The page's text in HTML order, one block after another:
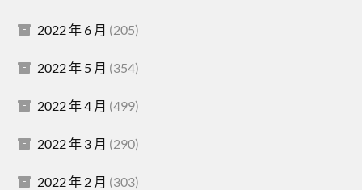
2022 年 6 月 (205)
2022 年 5 月 (354)
2022 年 4 月 (499)
2022 年 3 月 (290)
2022 年 2 月 (303)